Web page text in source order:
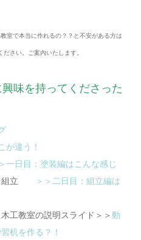
室で本当に作れるの？？と不安がある方は
さい。ご案内いたします。
味を持ってくださった
が違う！
一日目：塗装編はこんな感じ
＞＞二日目：組立編は
スライド＞＞ 動
机を作る？！